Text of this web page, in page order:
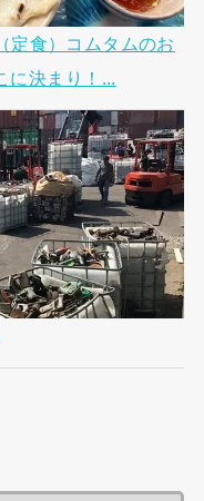
定食）コムタムのお
決まり！...